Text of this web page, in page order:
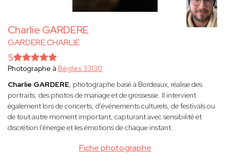
Charlie GARDERE
GARDERE CHARLIE
Fiche photographe
5
Photographe à Bègles 33130
Charlie GARDERE, photographe basé à Bordeaux, réalise des
portraits, des photos de mariage et de grossesse. Il intervient
également lors de concerts, d'événements culturels, de festivals ou
de tout autre moment important, capturant avec sensibilité et
discrétion l'énergie et les émotions de chaque instant.